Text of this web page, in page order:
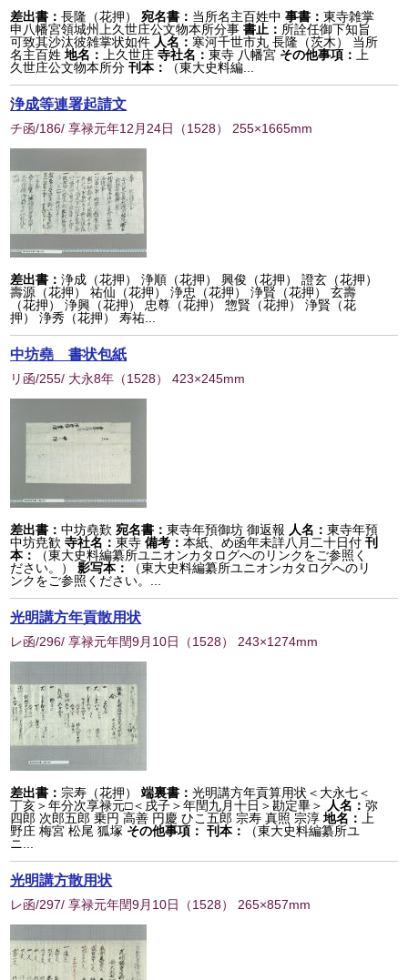
差出書：長隆（花押） 宛名書： 当所名主百姓中 事書：東寺雑掌
申八幡宮領城州上久世庄公文物本所分事書止： 所詮任御下知旨
可致其沙汰彼雑掌状如件 人名： 寒河千世市丸 長隆（茨木） 当所
名主百姓 地名： 上久世庄 寺社名：東寺 八幡宮 その他事項：
上
久世庄公文物本所分 刊本： （東大史料編...
浄成等連署起請文
チ函/186/ 享禄元年12月24日 （1528） 255×1665mm
差出書：浄成（花押） 浄順（花押） 興俊（花押） 證玄（花押）
壽源（花押） 祐仙（花押） 浄忠（花押） 浄賢（花押） 玄壽
（花押） 浄興（花押） 忠尊（花押） 惣賢（花押） 浄賢（花
押） 浄秀（花押） 寿祐...
中坊堯 書状包紙
リ函/255/ 大永8年 （1528） 423×245mm
差出書：中坊堯歎 宛名書：東寺年預御坊 御返報 人名：東寺年預
中坊尭歓 寺社名：東寺 備考：本紙、め函年未詳八月二十日付 刊
本：
（東大史料編纂所ユニオンカタログへのリンクをご参照く
ださい。）
影写本：
（東大史料編纂所ユニオンカタログへのリ
ンクをご参照ください。...
光明講方年貢散用状
レ函/296/ 享禄元年閏9月10日 （1528） 243×1274mm
差出書： 宗寿（花押） 端裏書：光明講方年貢算用状＜大永七＜
丁亥＞年分次享禄元□＜戌子＞年閏九月十日＞勘定畢＞
人名：弥
四郎 次郎五郎 乗円 高善 円慶 ひこ五郎 宗寿 真照 宗淳 地名：
上
野庄 梅宮 松尾 狐塚 その他事項： 刊本：
（東大史料編纂所ユ
ニ...
光明講方散用状
レ函/297/ 享禄元年閏9月10日 （1528） 265×857mm